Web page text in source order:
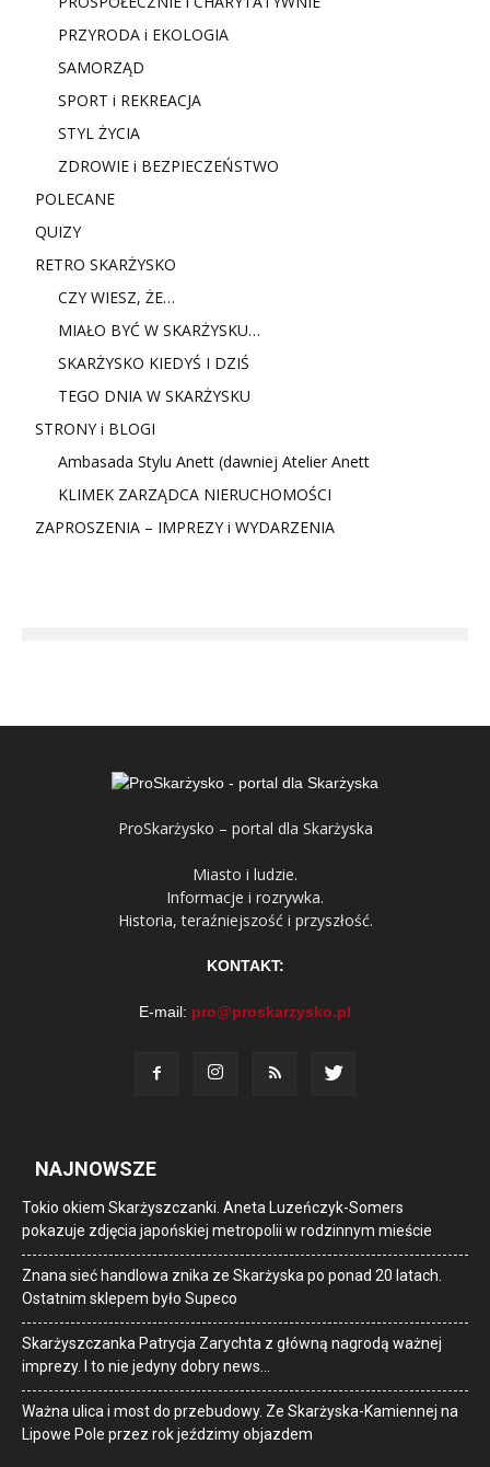
PRZYRODA i EKOLOGIA
SAMORZĄD
SPORT i REKREACJA
STYL ŻYCIA
ZDROWIE i BEZPIECZEŃSTWO
POLECANE
QUIZY
RETRO SKARŻYSKO
CZY WIESZ, ŻE…
MIAŁO BYĆ W SKARŻYSKU…
SKARŻYSKO KIEDYŚ I DZIŚ
TEGO DNIA W SKARŻYSKU
STRONY i BLOGI
Ambasada Stylu Anett (dawniej Atelier Anett
KLIMEK ZARZĄDCA NIERUCHOMOŚCI
ZAPROSZENIA – IMPREZY i WYDARZENIA
ProSkarżysko – portal dla Skarżyska
Miasto i ludzie.
Informacje i rozrywka.
Historia, teraźniejszość i przyszłość.
KONTAKT:
E-mail: pro@proskarzysko.pl
NAJNOWSZE
Tokio okiem Skarżyszczanki. Aneta Luzeńczyk-Somers
pokazuje zdjęcia japońskiej metropolii w rodzinnym mieście
Znana sieć handlowa znika ze Skarżyska po ponad 20 latach.
Ostatnim sklepem było Supeco
Skarżyszczanka Patrycja Zarychta z główną nagrodą ważnej
imprezy. I to nie jedyny dobry news…
Ważna ulica i most do przebudowy. Ze Skarżyska-Kamiennej na
Lipowe Pole przez rok jeździmy objazdem